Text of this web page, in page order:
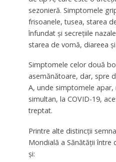
sezonieră. Simptomele
frisoanele, tusea, starea
înfundat și secrețiile
starea de vomă, diareea
Simptomele celor două
asemănătoare, dar, spre
A, unde simptomele
simultan, la COVID-19,
treptat.
Printre alte distincții
Mondială a Sănătății între
și: